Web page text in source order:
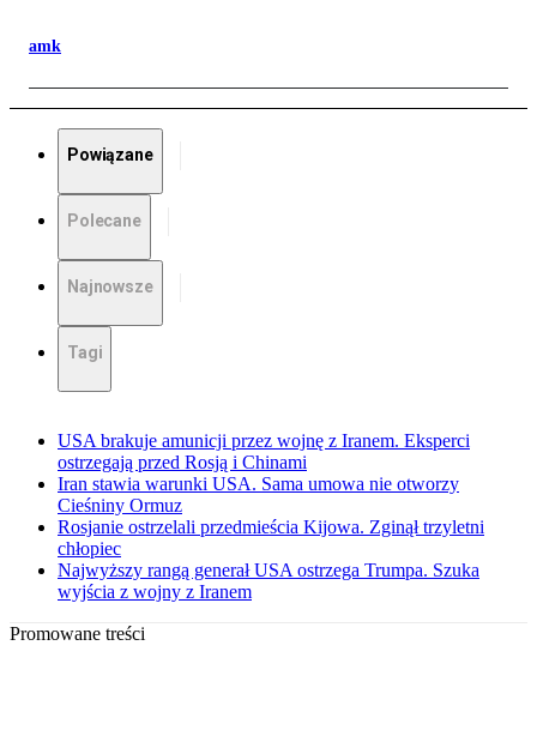
amk
Powiązane
Polecane
Najnowsze
Tagi
USA brakuje amunicji przez wojnę z Iranem. Eksperci
ostrzegają przed Rosją i Chinami
Iran stawia warunki USA. Sama umowa nie otworzy
Cieśniny Ormuz
Rosjanie ostrzelali przedmieścia Kijowa. Zginął trzyletni
chłopiec
Najwyższy rangą generał USA ostrzega Trumpa. Szuka
wyjścia z wojny z Iranem
Promowane treści